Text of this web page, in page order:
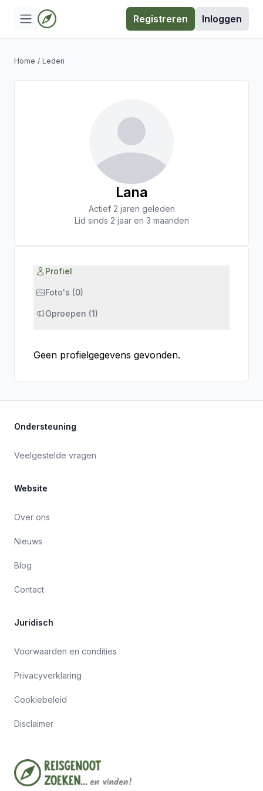
Registreren Inloggen
Home / Leden
Lana
Actief 2 jaren geleden
Lid sinds 2 jaar en 3 maanden
Profiel
Foto's (0)
Oproepen (1)
Geen profielgegevens gevonden.
Ondersteuning
Veelgestelde vragen
Website
Over ons
Nieuws
Blog
Contact
Juridisch
Voorwaarden en condities
Privacyverklaring
Cookiebeleid
Disclaimer